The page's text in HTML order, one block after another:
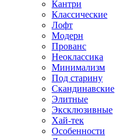
Кантри
Классические
Лофт
Модерн
Прованс
Неоклассика
Минимализм
Под старину
Скандинавские
Элитные
Эксклюзивные
Хай-тек
Особенности